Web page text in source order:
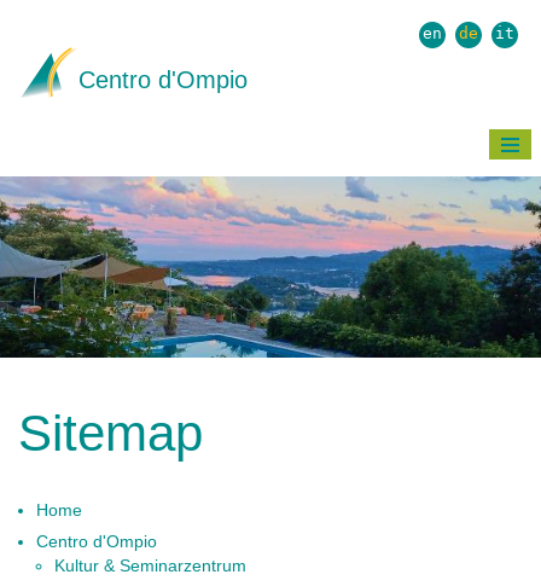
Centro d'Ompio
en de it
≡
Sitemap
Home
Centro d'Ompio
Kultur & Seminarzentrum